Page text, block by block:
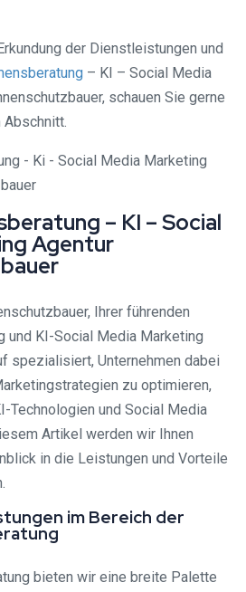
der Dienstleistungen und
– KI – Social Media
schauen Sie gerne
– KI – Social
Agentur
Ihrer führenden
und KI-Social Media Marketing
spezialisiert, Unternehmen dabei
zu optimieren,
Technologien und Social Media
Artikel werden wir Ihnen
in die Leistungen und Vorteile
im Bereich der
bieten wir eine breite Palette